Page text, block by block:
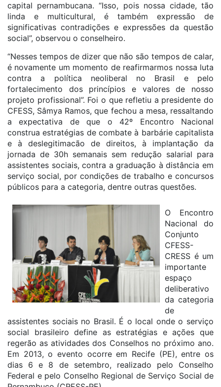
capital pernambucana. “Isso, pois nossa cidade, tão
linda e multicultural, é também expressão de
significativas contradições e expressões da questão
social”, observou o conselheiro.
“Nesses tempos de dizer que não são tempos de calar,
é novamente um momento de reafirmarmos nossa luta
contra a política neoliberal no Brasil e pelo
fortalecimento dos princípios e valores de nosso
projeto profissional”. Foi o que refletiu a presidente do
CFESS, Sâmya Ramos, que fechou a mesa, ressaltando
a expectativa de que o 42º Encontro Nacional
construa estratégias de combate à barbárie capitalista
e à deslegitimacão de direitos, à implantação da
jornada de 30h semanais sem redução salarial para
assistentes sociais, contra a graduação à distância em
serviço social, por condições de trabalho e concursos
públicos para a categoria, dentre outras questões.
O Encontro
Nacional do
Conjunto
CFESS-
CRESS é um
importante
espaço
deliberativo
da categoria
de
assistentes sociais no Brasil. É o local onde o serviço
social brasileiro define as estratégias e ações que
regerão as atividades dos Conselhos no próximo ano.
Em 2013, o evento ocorre em Recife (PE), entre os
dias 6 e 8 de setembro, realizado pelo Conselho
Federal e pelo Conselho Regional de Serviço Social de